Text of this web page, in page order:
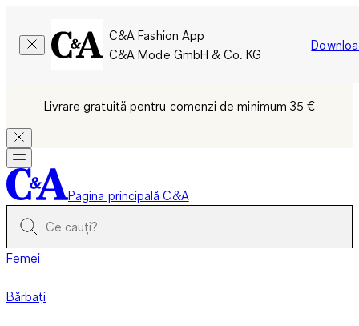
C&A Fashion App
C&A Mode GmbH & Co. KG
Livrare gratuită pentru comenzi de minimum 35 €
Pagina principală C&A
Femei
Bărbați